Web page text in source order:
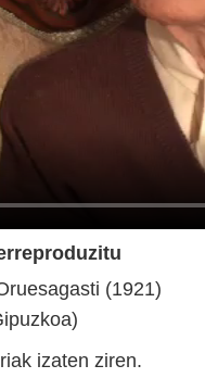
(1921)
izaten ziren.